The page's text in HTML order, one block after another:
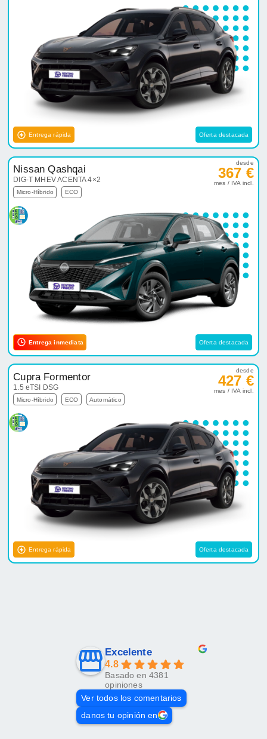
Entrega rápida Oferta destacada
Nissan Qashqai
DIG-T MHEV ACENTA 4×2
Micro-Híbrido ECO
desde
367 €
mes / IVA incl.
Entrega inmediata Oferta destacada
Cupra Formentor
1.5 eTSI DSG
Micro-Híbrido ECO Automático
desde
427 €
mes / IVA incl.
Entrega rápida Oferta destacada
Excelente
4.8
Basado en 4381
opiniones
Ver todos los comentarios
danos tu opinión en